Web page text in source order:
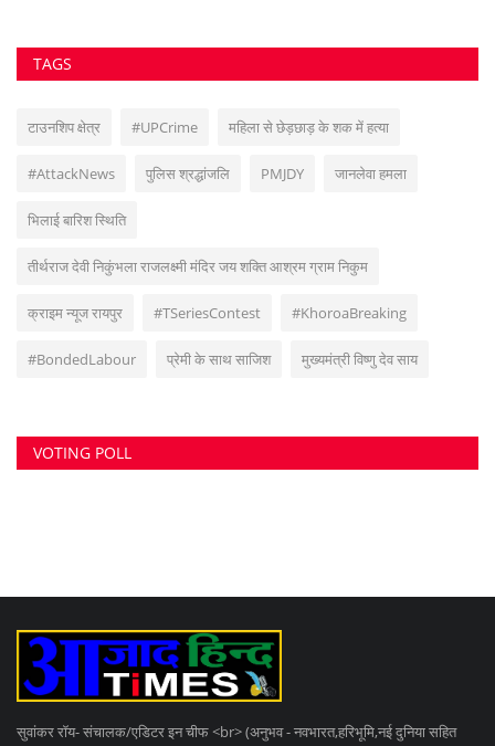
TAGS
टाउनशिप क्षेत्र #UPCrime महिला से छेड़छाड़ के शक में हत्या
#AttackNews पुलिस श्रद्धांजलि PMJDY जानलेवा हमला
भिलाई बारिश स्थिति
तीर्थराज देवी निकुंभला राजलक्ष्मी मंदिर जय शक्ति आश्रम ग्राम निकुम
क्राइम न्यूज रायपुर #TSeriesContest #KhoroaBreaking
#BondedLabour प्रेमी के साथ साजिश मुख्यमंत्री विष्णु देव साय
VOTING POLL
सुवांकर रॉय- संचालक/एडिटर इन चीफ <br> (अनुभव - नवभारत,हरिभूमि,नई दुनिया सहित